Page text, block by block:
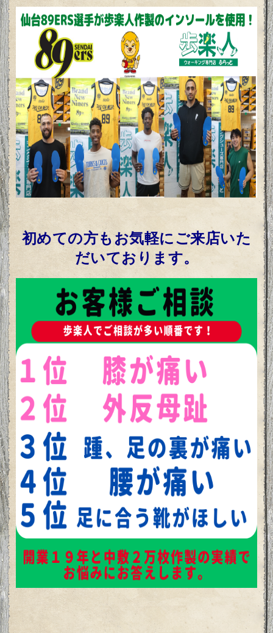
初めての方もお気軽にご来店いた
だいております。